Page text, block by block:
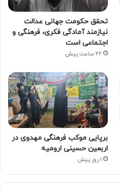
تحقق حکومت جهانی عدالت
نیازمند آمادگی فکری، فرهنگی و
اجتماعی است
22 ساعت پیش
برپایی موکب فرهنگی مهدوی در
اربعین حسینی ارومیه
1 روز پیش